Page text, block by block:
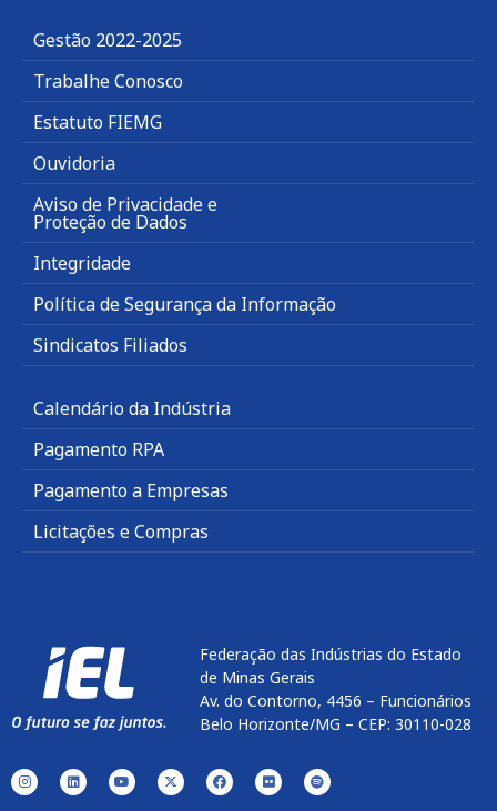
Gestão 2022-2025
Trabalhe Conosco
Estatuto FIEMG
Ouvidoria
Aviso de Privacidade e
Proteção de Dados
Integridade
Política de Segurança da Informação
Sindicatos Filiados
Calendário da Indústria
Pagamento RPA
Pagamento a Empresas
Licitações e Compras
Federação das Indústrias do Estado
de Minas Gerais
Av. do Contorno, 4456 – Funcionários
Belo Horizonte/MG – CEP: 30110-028